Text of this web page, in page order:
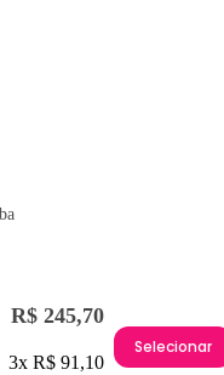
R$ 245,70
3x R$ 91,10
Selecionar